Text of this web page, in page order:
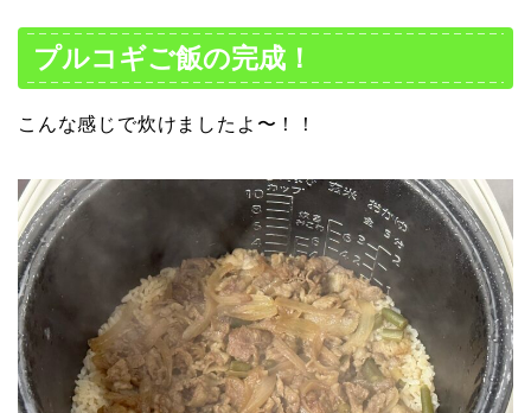
プルコギご飯の完成！
こんな感じで炊けましたよ〜！！